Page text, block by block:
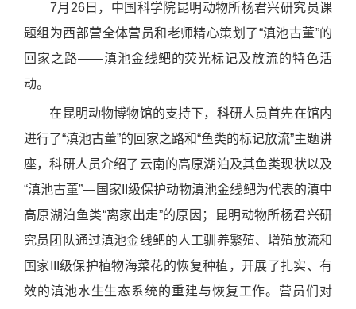
7月 26日，中国科学院昆明动物所杨君兴研究员课
题组为西部营全体营员和老师精心策划了“滇池古董”的
回家之路——滇池金线鲃的荧光标记及放流的特色活
动。
在昆明动物博物馆的支持下，科研人员首先在馆内
进行了“滇池古董”的回家之路和“鱼类的标记放流”主题讲
座，科研人员介绍了云南的高原湖泊及其鱼类现状以及
“滇池古董”— 国家 级保护动物滇池金线鲃为代表的滇中
高原湖泊鱼类“离家出走”的原因；昆明动物所杨君兴研
究员团队通过滇池金线鲃的人工驯养繁殖、增殖放流和
国家
级保护植物海菜花的恢复种植，开展了扎实、有
效的滇池水生生态系统的重建与恢复工作。营员们对